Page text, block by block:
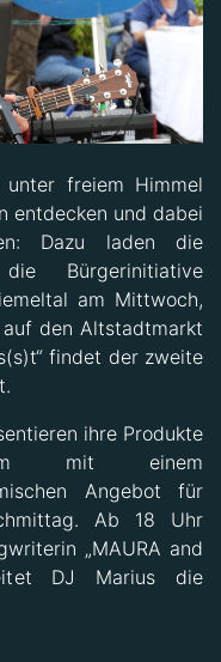
unter freiem Himmel
entdecken und dabei
Dazu laden die
Bürgerinitiative
am Mittwoch,
den Altstadtmarkt
findet der zweite
ihre Produkte
mit einem
Angebot für
Ab 18 Uhr
„MAURA and
DJ Marius die